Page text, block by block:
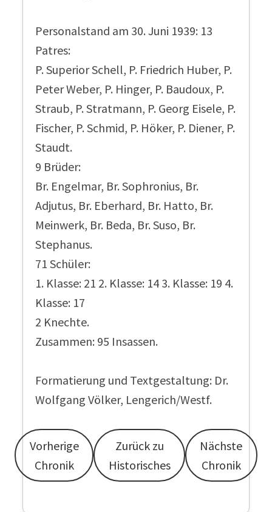
Personalstand am 30. Juni 1939: 13
Patres:
P. Superior Schell, P. Friedrich Huber, P.
Peter Weber, P. Hinger, P. Baudoux, P.
Straub, P. Stratmann, P. Georg Eisele, P.
Fischer, P. Schmid, P. Höker, P. Diener, P.
Staudt.
9 Brüder:
Br. Engelmar, Br. Sophronius, Br.
Adjutus, Br. Eberhard, Br. Hatto, Br.
Meinwerk, Br. Beda, Br. Suso, Br.
Stephanus.
71 Schüler:
1. Klasse: 21 2. Klasse: 14 3. Klasse: 19 4.
Klasse: 17
2 Knechte.
Zusammen: 95 Insassen.
Formatierung und Textgestaltung: Dr.
Wolfgang Völker, Lengerich/Westf.
Vorherige
Chronik
Zurück zu
Historisches
Nächste
Chronik